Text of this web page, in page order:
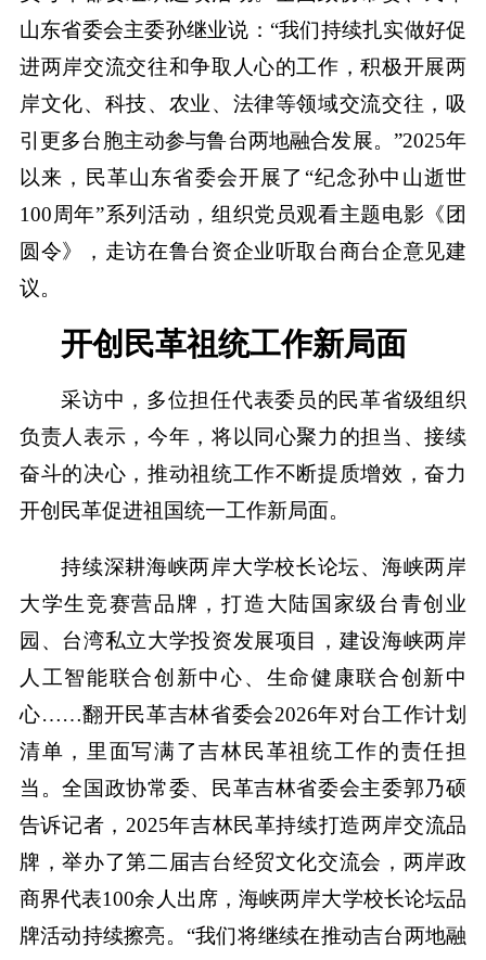
山东省委会主委孙继业说：“我们持续扎实做好促
进两岸交流交往和争取人心的工作，积极开展两
岸文化、科技、农业、法律等领域交流交往，吸
引更多台胞主动参与鲁台两地融合发展。”2025年
以来，民革山东省委会开展了“纪念孙中山逝世
100周年”系列活动，组织党员观看主题电影《团
圆令》，走访在鲁台资企业听取台商台企意见建
议。
开创民革祖统工作新局面
采访中，多位担任代表委员的民革省级组织
负责人表示，今年，将以同心聚力的担当、接续
奋斗的决心，推动祖统工作不断提质增效，奋力
开创民革促进祖国统一工作新局面。
持续深耕海峡两岸大学校长论坛、海峡两岸
大学生竞赛营品牌，打造大陆国家级台青创业
园、台湾私立大学投资发展项目，建设海峡两岸
人工智能联合创新中心、生命健康联合创新中
心……翻开民革吉林省委会2026年对台工作计划
清单，里面写满了吉林民革祖统工作的责任担
当。全国政协常委、民革吉林省委会主委郭乃硕
告诉记者，2025年吉林民革持续打造两岸交流品
牌，举办了第二届吉台经贸文化交流会，两岸政
商界代表100余人出席，海峡两岸大学校长论坛品
牌活动持续擦亮。“我们将继续在推动吉台两地融